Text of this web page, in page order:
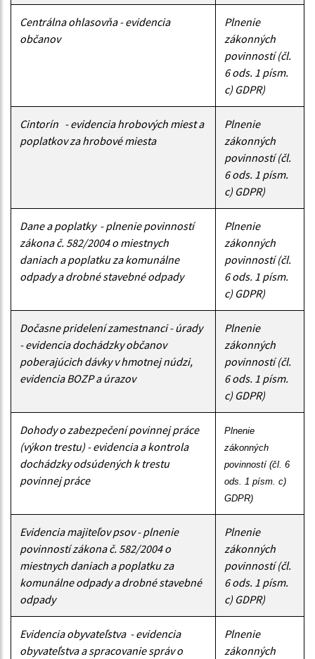
Centrálna ohlasovňa - evidencia
občanov
Plnenie
zákonných
povinností (čl.
6 ods. 1 písm.
c) GDPR)
Cintorín - evidencia hrobových miest a
poplatkov za hrobové miesta
Plnenie
zákonných
povinností (čl.
6 ods. 1 písm.
c) GDPR)
Dane a poplatky - plnenie povinností
zákona č. 582/2004 o miestnych
daniach a poplatku za komunálne
odpady a drobné stavebné odpady
Plnenie
zákonných
povinností (čl.
6 ods. 1 písm.
c) GDPR)
Dočasne pridelení zamestnanci - úrady
- evidencia dochádzky občanov
poberajúcich dávky v hmotnej núdzi,
evidencia BOZP a úrazov
Plnenie
zákonných
povinností (čl.
6 ods. 1 písm.
c) GDPR)
Dohody o zabezpečení povinnej práce
(výkon trestu) - evidencia a kontrola
dochádzky odsúdených k trestu
povinnej práce
Plnenie
zákonných
povinností (čl. 6
ods. 1 písm. c)
GDPR)
Evidencia majiteľov psov - plnenie
povinností zákona č. 582/2004 o
miestnych daniach a poplatku za
komunálne odpady a drobné stavebné
odpady
Plnenie
zákonných
povinností (čl.
6 ods. 1 písm.
c) GDPR)
Evidencia obyvateľstva - evidencia
obyvateľstva a spracovanie správ o
Plnenie
zákonných